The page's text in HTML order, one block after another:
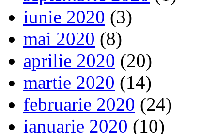
iunie 2020 (3)
mai 2020 (8)
aprilie 2020 (20)
martie 2020 (14)
februarie 2020 (24)
ianuarie 2020 (10)